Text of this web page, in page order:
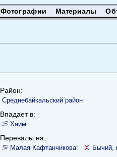
Фотографии Материалы
Район:
Среднебайкальский район
Впадает в:
Хаим
Перевалы на:
Малая Кафтанчикова:
Бычий,